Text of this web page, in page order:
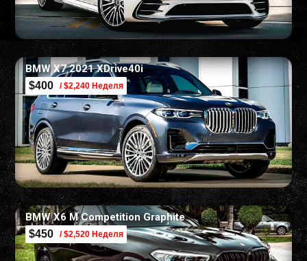
BMW X7 2021 XDrive40i
$400 / $2,240 Неделя
BMW X6 M Competition Graphite
$450 / $2,520 Неделя